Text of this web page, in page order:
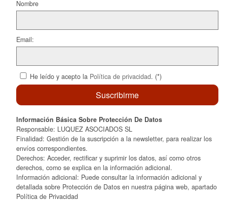
Nombre
Email:
He leído y acepto la Política de privacidad. (*)
Información Básica Sobre Protección De Datos
Responsable: LUQUEZ ASOCIADOS SL
Finalidad: Gestión de la suscripción a la newsletter, para realizar los
envíos correspondientes.
Derechos: Acceder, rectificar y suprimir los datos, así como otros
derechos, como se explica en la información adicional.
Información adicional: Puede consultar la información adicional y
detallada sobre Protección de Datos en nuestra página web, apartado
Política de Privacidad